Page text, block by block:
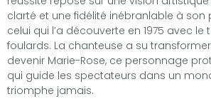
clarté et une fidélité inébranlable à son
celui qui l’a découverte en 1975 avec le
foulards. La chanteuse a su
devenir Marie-Rose, ce personnage
qui guide les spectateurs dans un
triomphe jamais.